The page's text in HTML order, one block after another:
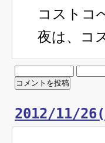
コストコ
夜は、コ
2012/11/